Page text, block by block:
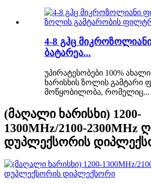
4-8 გჰც
ბატარეა...
უპირატესობები 100%
ხარისხის ზოლის გამტარი
მოწყობილობა, რომელიც...
(მაღალი ხარისხი) 1200-
1300MHz/2100-2300MHz
დუპლექსორის